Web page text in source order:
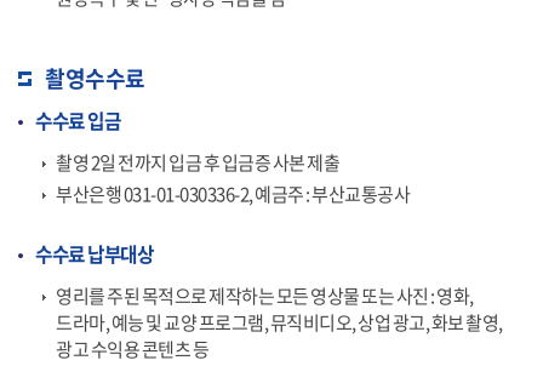
촬영수수료
수수료 입금
촬영 2일 전까지 입금 후 입금증 사본 제출
부산은행 031-01-030336-2, 예금주 : 부산교통공사
수수료 납부대상
영리를 주된 목적으로 제작하는 모든 영상물 또는 사진 : 영화,
드라마, 예능 및 교양 프로그램, 뮤직비디오, 상업 광고, 화보 촬영,
광고 수익용 콘텐츠 등